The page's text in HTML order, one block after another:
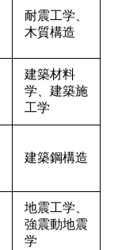
耐震工学、
木質構造
建築材料
学、建築施
工学
建築鋼構造
地震工学、
強震動地震
学